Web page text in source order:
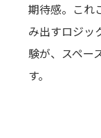
期待感。これ
み出すロジッ
験が、スペー
す。